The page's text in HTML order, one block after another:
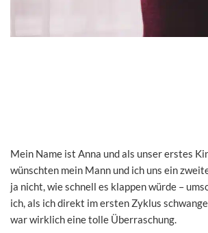
Mein Name ist Anna und als unser erstes
wünschten mein Mann und ich uns ein
ja nicht, wie schnell es klappen würde –
ich, als ich direkt im ersten Zyklus
war wirklich eine tolle Überraschung.